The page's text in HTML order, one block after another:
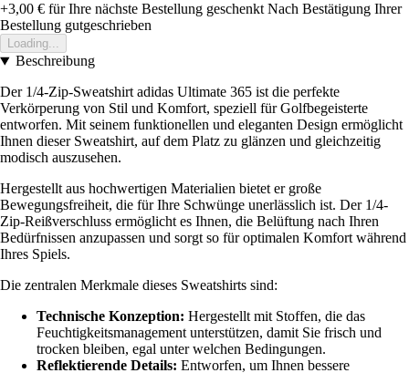
+3,00 € für Ihre nächste Bestellung geschenkt Nach Bestätigung Ihrer
Bestellung gutgeschrieben
Loading...
Beschreibung
Der 1/4-Zip-Sweatshirt adidas Ultimate 365 ist die perfekte
Verkörperung von Stil und Komfort, speziell für Golfbegeisterte
entworfen. Mit seinem funktionellen und eleganten Design ermöglicht
Ihnen dieser Sweatshirt, auf dem Platz zu glänzen und gleichzeitig
modisch auszusehen.
Hergestellt aus hochwertigen Materialien bietet er große
Bewegungsfreiheit, die für Ihre Schwünge unerlässlich ist. Der 1/4-
Zip-Reißverschluss ermöglicht es Ihnen, die Belüftung nach Ihren
Bedürfnissen anzupassen und sorgt so für optimalen Komfort während
Ihres Spiels.
Die zentralen Merkmale dieses Sweatshirts sind:
Technische Konzeption: Hergestellt mit Stoffen, die das
Feuchtigkeitsmanagement unterstützen, damit Sie frisch und
trocken bleiben, egal unter welchen Bedingungen.
Reflektierende Details: Entworfen, um Ihnen bessere